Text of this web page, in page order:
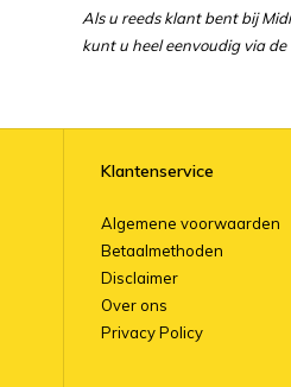
Als u reeds klant bent bij
kunt u heel eenvoudig via
Klantenservice
Algemene voorwaarden
Betaalmethoden
Disclaimer
Over ons
Privacy Policy